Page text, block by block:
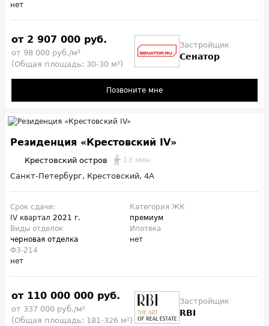
нет
от 2 907 000 руб.
от 98 000 руб./м²
(Общая площадь: 30-30 м²)
Застройщик
Сенатор
Позвоните мне
Резиденция «Крестовский IV»
Крестовский остров 13 мин
Санкт-Петербург, Крестовский, 4А
Срок сдачи:
IV квартал 2021 г.
Категория ЖК
премиум
Виды отделок
черновая отделка
Ипотека
нет
ФЗ-214
нет
от 110 000 000 руб.
от 337 000 руб./м²
(Общая площадь: 181-326 м²)
Застройщик
RBI